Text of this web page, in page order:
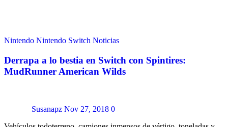
Nintendo Nintendo Switch Noticias
Derrapa a lo bestia en Switch con Spintires:
MudRunner American Wilds
Susanapz Nov 27, 2018 0